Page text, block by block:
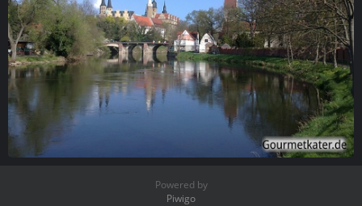
Powered by
Piwigo